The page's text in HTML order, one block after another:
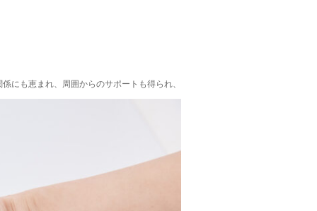
にも恵まれ、周囲からのサポートも得られ、